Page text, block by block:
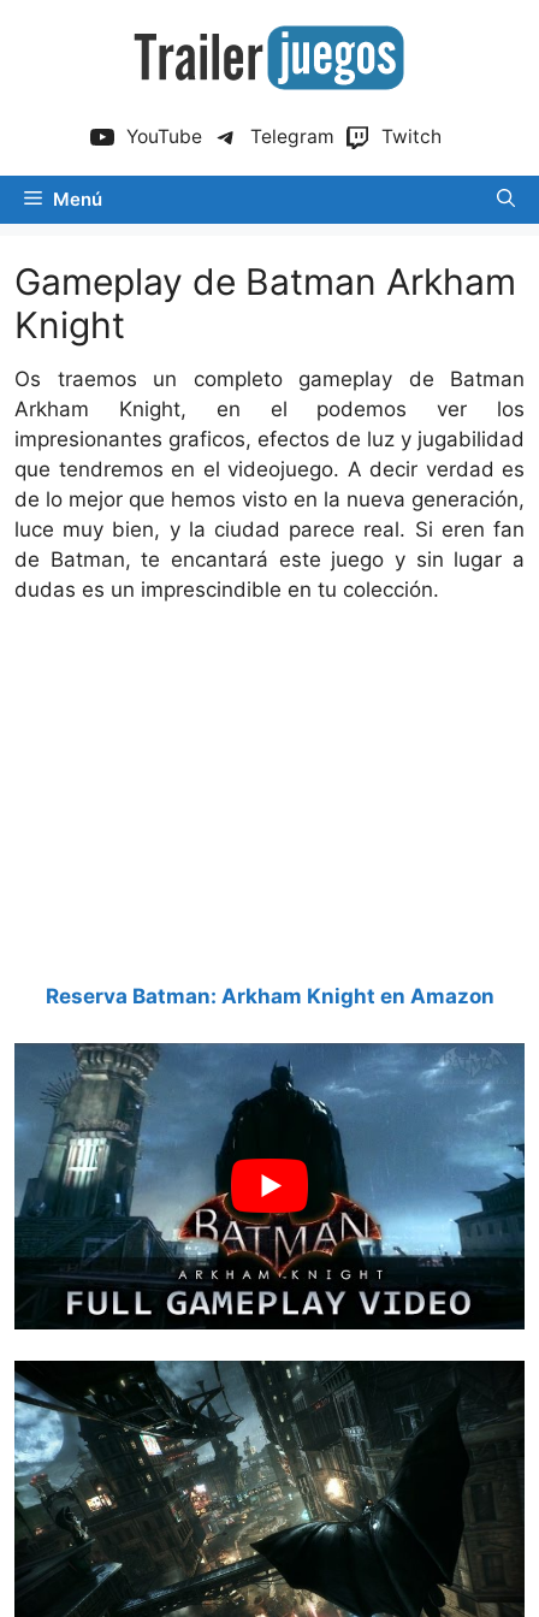
YouTube Telegram Twitch
Menú
Gameplay de Batman Arkham
Knight
Os traemos un completo gameplay de Batman
Arkham Knight, en el podemos ver los
impresionantes graficos, efectos de luz y jugabilidad
que tendremos en el videojuego. A decir verdad es
de lo mejor que hemos visto en la nueva generación,
luce muy bien, y la ciudad parece real. Si eren fan
de Batman, te encantará este juego y sin lugar a
dudas es un imprescindible en tu colección.
Reserva Batman: Arkham Knight en Amazon